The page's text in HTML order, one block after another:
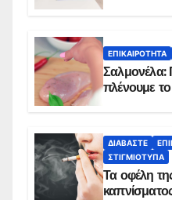
ΕΠΙΚΑΙΡΌΤΗΤΑ
Σαλμονέλα:
πλένουμε
ΔΙΑΒΆΣΤΕ
ΣΤΙΓΜΙΌΤΥΠΑ
Τα οφέλη